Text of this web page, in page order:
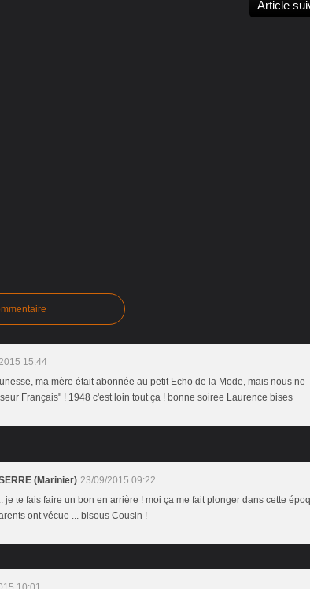
Article
15:44
ma mère était abonnée au petit Echo de la Mode, mais nous ne
Français" ! 1948 c'est loin tout ça ! bonne soiree Laurence bises
(Marinier) 23/09/2015 09:22
je te fais faire un bon en arrière ! moi ça me fait plonger dans cette
ont vécue ... bisous Cousin !